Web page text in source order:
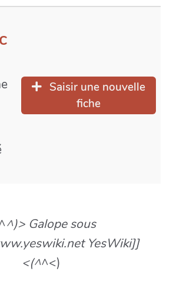
Saisir une nouvelle
fiche
^)> Galope sous
YesWiki]]
<(^^<)